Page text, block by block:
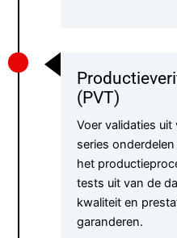
(PVT)
Voer validaties
series
het
tests uit van de
kwaliteit en
garanderen.